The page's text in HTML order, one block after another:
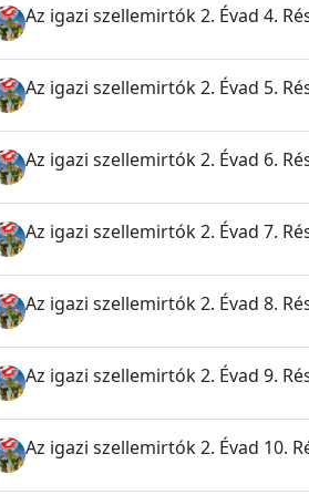
Az igazi szellemirtók 2. Évad 4.
Az igazi szellemirtók 2. Évad 5.
Az igazi szellemirtók 2. Évad 6.
Az igazi szellemirtók 2. Évad 7.
Az igazi szellemirtók 2. Évad 8.
Az igazi szellemirtók 2. Évad 9.
Az igazi szellemirtók 2. Évad 10.